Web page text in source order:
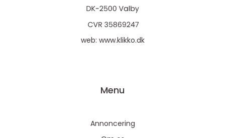
web: www.klikko.dk
Menu
Annoncering